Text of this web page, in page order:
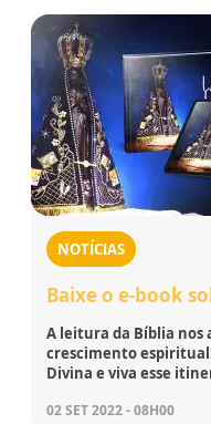
NOTÍCIAS
Baixe o e-book
A leitura da Bíblia
crescimento
Divina e viva esse
02 SET 2022 - 08H00